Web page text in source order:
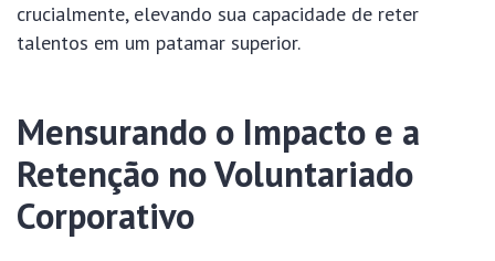
crucialmente, elevando sua capacidade de reter
talentos em um patamar superior.
Mensurando o Impacto e a
Retenção no Voluntariado
Corporativo